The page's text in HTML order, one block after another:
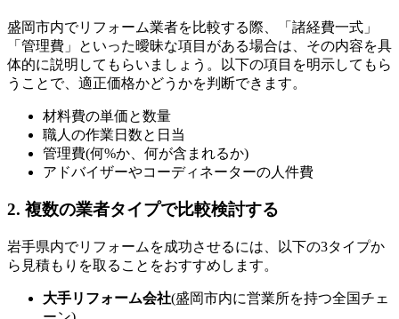
盛岡市内でリフォーム業者を比較する際、「諸経費一式」
「管理費」といった曖昧な項目がある場合は、その内容を具
体的に説明してもらいましょう。以下の項目を明示してもら
うことで、適正価格かどうかを判断できます。
材料費の単価と数量
職人の作業日数と日当
管理費(何%か、何が含まれるか)
アドバイザーやコーディネーターの人件費
2. 複数の業者タイプで比較検討する
岩手県内でリフォームを成功させるには、以下の3タイプか
ら見積もりを取ることをおすすめします。
大手リフォーム会社(盛岡市内に営業所を持つ全国チェ